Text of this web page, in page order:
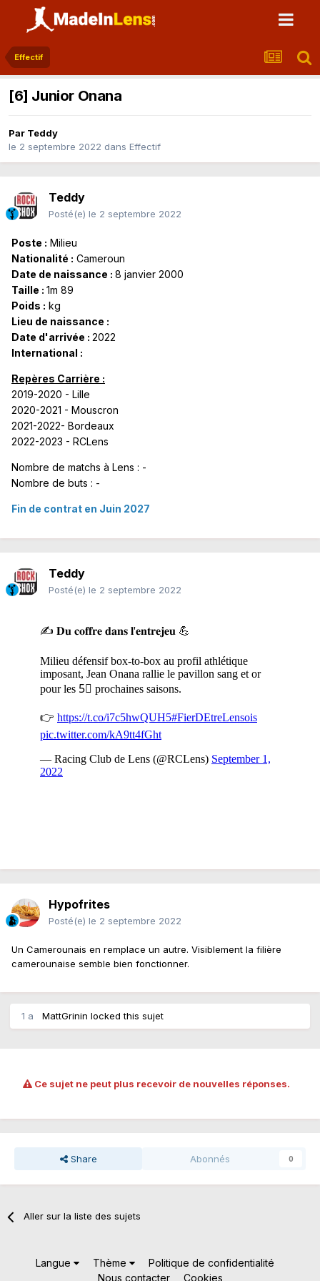
Effectif
[6] Junior Onana
Par Teddy
le 2 septembre 2022 dans Effectif
Teddy
Posté(e) le 2 septembre 2022
Poste : Milieu
Nationalité : Cameroun
Date de naissance : 8 janvier 2000
Taille : 1m 89
Poids : kg
Lieu de naissance :
Date d'arrivée : 2022
International :
Repères Carrière :
2019-2020 - Lille
2020-2021 - Mouscron
2021-2022- Bordeaux
2022-2023 - RCLens
Nombre de matchs à Lens : -
Nombre de buts : -
Fin de contrat en Juin 2027
Teddy
Posté(e) le 2 septembre 2022
Hypofrites
Posté(e) le 2 septembre 2022
Un Camerounais en remplace un autre. Visiblement la filière
camerounaise semble bien fonctionner.
1 a MattGrinin locked this sujet
Ce sujet ne peut plus recevoir de nouvelles réponses.
Share Abonnés 0
Aller sur la liste des sujets
Langue Thème
Politique de confidentialité
Nous contacter
Cookies